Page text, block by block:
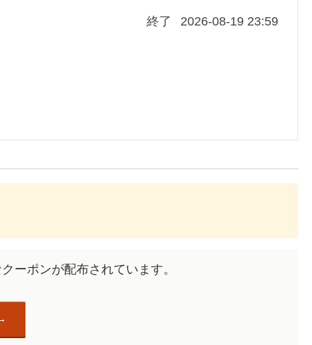
終了 2026-08-19 23:59
ーポンが配布されています。